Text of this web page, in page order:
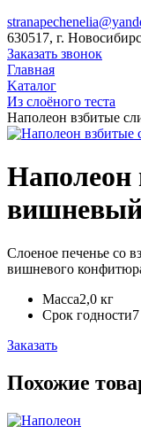
630517, г.
Заказать звонок
Главная
Kаталог
Из слоёного теста
Наполеон взбитые
Наполеон
Слоеное печенье со
вишневого
Масса2,0 кг
Срок годности
Заказать
Похожие